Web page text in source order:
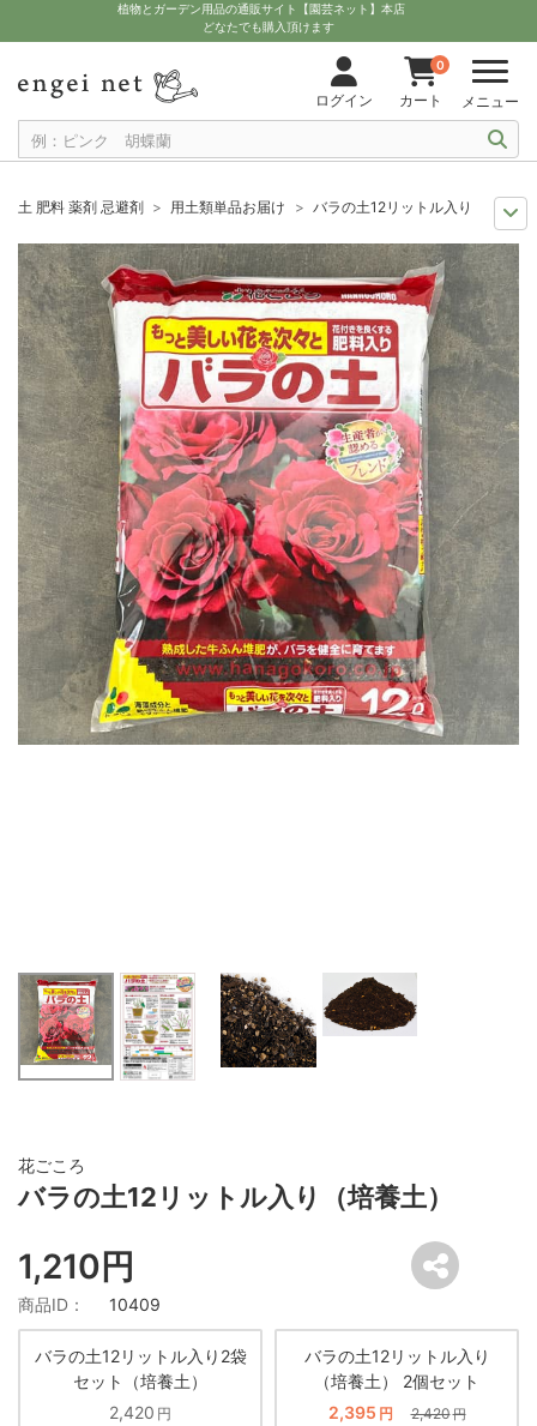
植物とガーデン用品の通販サイト【園芸ネット】本店
どなたでも購入頂けます
ログイン
0
カート メニュー
土 肥料 薬剤 忌避剤 用土類単品お届け
バラの土12リットル入り（培養土
11月中下旬予約
グッズ・資材
バラの土12リットル入り（培養土）
12月上中旬予約
グッズ・資材
バラの土12リットル入り（培養土）
10月中下旬予約
グッズ・資材 バラの土12リットル入り（培養土）
花ごころ
バラの土12リットル入り（培養土）
1,210円
商品ID： 10409
バラの土12リットル入り2袋
セット（培養土）
2,420 円
バラの土12リットル入り
（培養土） 2個セット
2,395 円 2,420円